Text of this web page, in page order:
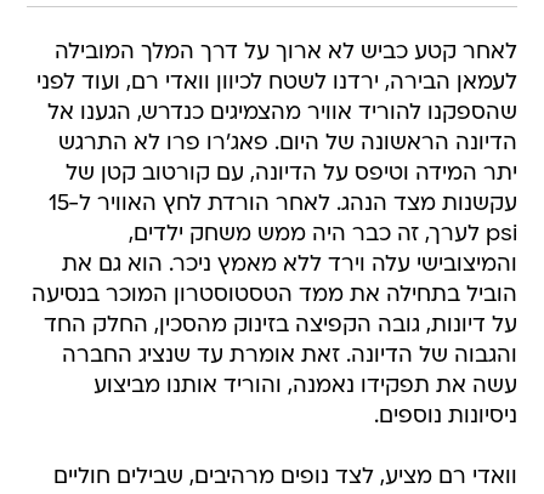
לאחר קטע כביש לא ארוך על דרך המלך המובילה
לעמאן הבירה, ירדנו לשטח לכיוון וואדי רם, ועוד לפני
שהספקנו להוריד אוויר מהצמיגים כנדרש, הגענו אל
הדיונה הראשונה של היום. פאג'רו פרו לא התרגש
יתר המידה וטיפס על הדיונה, עם קורטוב קטן של
עקשנות מצד הנהג. לאחר הורדת לחץ האוויר ל-15
psi לערך, זה כבר היה ממש משחק ילדים,
והמיצובישי עלה וירד ללא מאמץ ניכר. הוא גם את
הוביל בתחילה את ממד הטסטוסטרון המוכר בנסיעה
על דיונות, גובה הקפיצה בזינוק מהסכין, החלק החד
והגבוה של הדיונה. זאת אומרת עד שנציג החברה
עשה את תפקידו נאמנה, והוריד אותנו מביצוע
ניסיונות נוספים.
וואדי רם מציע, לצד נופים מרהיבים, שבילים חוליים